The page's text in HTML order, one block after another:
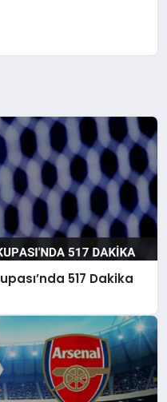
517 Dakika